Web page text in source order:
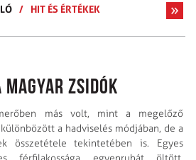
/ HIT ÉS ÉRTÉKEK
magyar zsidók
más volt, mint a megelőző
különbözött a hadviselés módjában, de a
összetétele tekintetében is. Egyes